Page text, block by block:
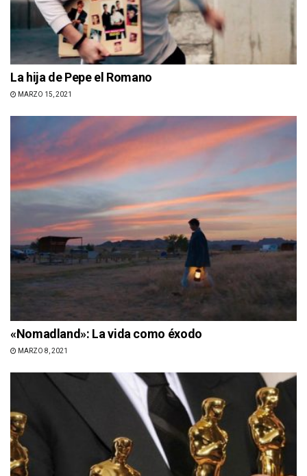
La hija de Pepe el Romano
MARZO 15, 2021
«Nomadland»: La vida como éxodo
MARZO 8, 2021